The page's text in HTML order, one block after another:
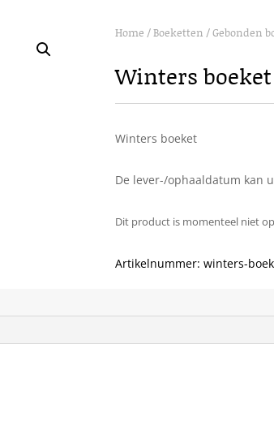
Home /Boeketten /Gebonden
Winters boeket
Winters boeket
De lever-/ophaaldatum kan
Dit product is momenteel niet
Artikelnummer:winters-